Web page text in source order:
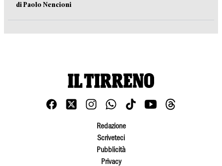
di Paolo Nencioni
Redazione
Scriveteci
Pubblicità
Privacy